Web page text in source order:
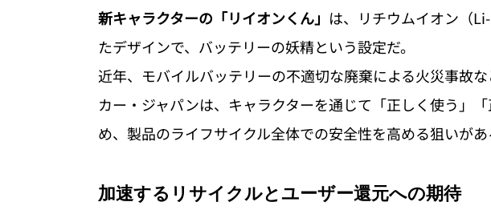
新キャラクターの「リイオンくん」 は、リチウムイオン（
たデザインで、バッテリーの妖精という設定だ。
近年、モバイルバッテリーの不適切な廃棄による火災事故
カー・ジャパンは、キャラクターを通じて「正しく使う」
め、製品のライフサイクル全体での安全性を高める狙いがあ
加速するリサイクルとユーザー還元への期待